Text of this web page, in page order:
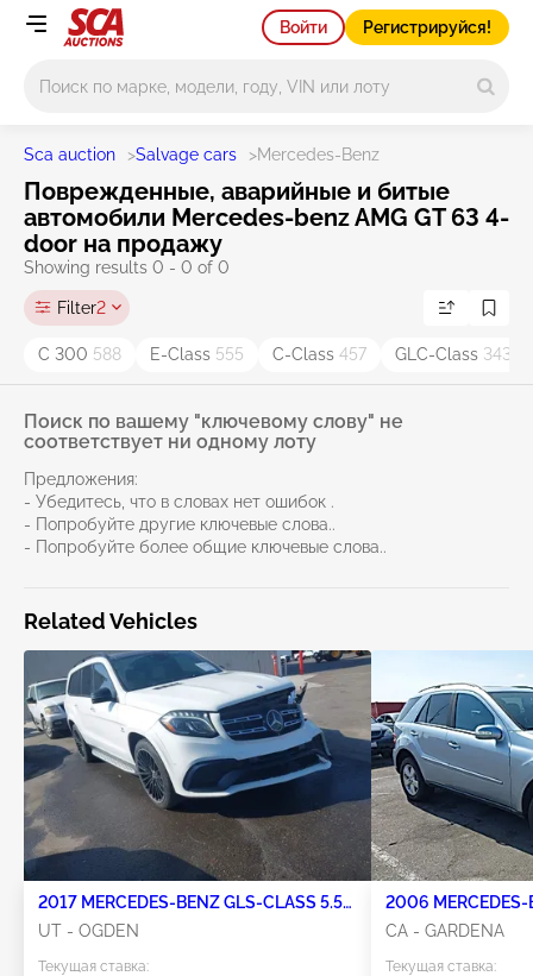
Войти Регистрируйся!
Sca auction >Salvage cars >Mercedes-Benz
Поврежденные, аварийные и битые
автомобили Mercedes-benz AMG GT 63 4-
door на продажу
Showing results 0 - 0 of 0
Filter2
C 300 588 E-Class 555 C-Class 457 GLC-Class 343
Поиск по вашему "ключевому слову" не
соответствует ни одному лоту
Предложения:
- Убедитесь, что в словах нет ошибок .
- Попробуйте другие ключевые слова..
- Попробуйте более общие ключевые слова..
Related Vehicles
2017 MERCEDES-BENZ GLS-CLASS 5.5L
8UT - OGDEN
Текущая ставка:
2006
CA - GARDENA
Текущая ставка: